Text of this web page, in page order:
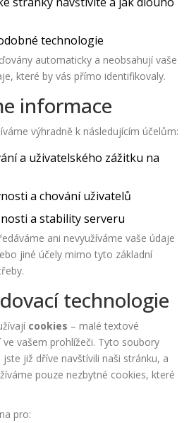
technologie
automaticky a neobsahují vaše
které by vás přímo identifikovaly.
informace
výhradně k následujícím účelům:
a uživatelského zážitku na
a chování uživatelů
a stability serveru
ani nevyužíváme vaše údaje
jiné účely mimo tyto základní
technologie
cookies – malé textové
vašem prohlížeči. Tyto soubory
již dříve navštívili naši stránku, a
pouze nezbytné cookies, které
pro: